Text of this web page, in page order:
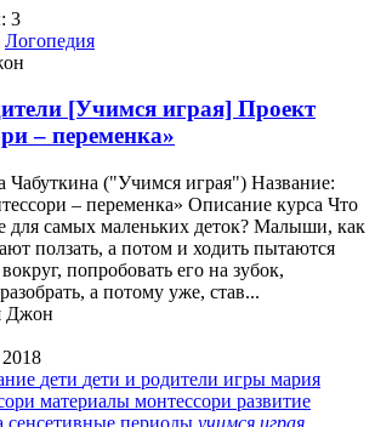
3
Логопедия
[Учимся играя] Проект
– переменка»
Чабуткина ("Учимся играя") Название:
– переменка» Описание курса Что
для самых маленьких деток? Малыши, как
ползать, а потом и ходить пытаются
попробовать его на зубок,
а потому уже, став...
Джон
дети дети и родители игры мария
материалы монтессори развитие